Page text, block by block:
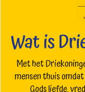
Wat is
Met het
mensen thuis